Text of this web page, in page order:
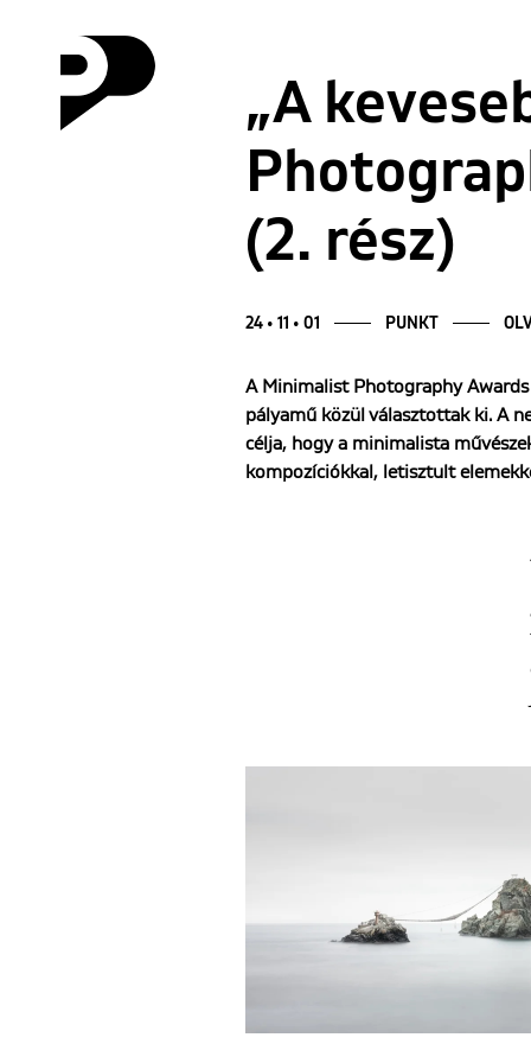
„A
(2. rész)
24 • 11 • 01 PUNKT
A Minimalist Photography
pályamű közül választottak ki. A
célja, hogy a minimalista
kompozíciókkal, letisztult